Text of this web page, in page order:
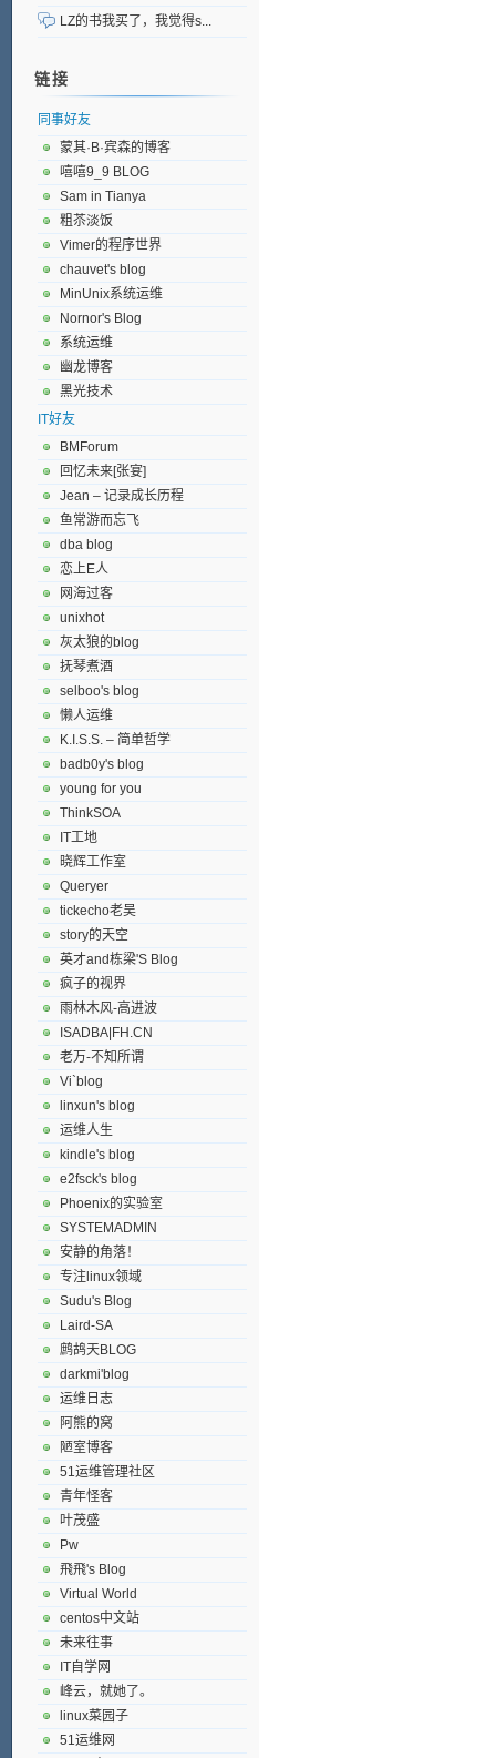
LZ的书我买了，我觉得s...
链接
同事好友
蒙其·B·宾森的博客
嘻嘻9_9 BLOG
Sam in Tianya
粗苶淡饭
Vimer的程序世界
chauvet's blog
MinUnix系统运维
Nornor's Blog
系统运维
幽龙博客
黑光技术
IT好友
BMForum
回忆未来[张宴]
Jean – 记录成长历程
鱼常游而忘飞
dba blog
恋上E人
网海过客
unixhot
灰太狼的blog
抚琴煮酒
selboo's blog
懒人运维
K.I.S.S. – 简单哲学
badb0y's blog
young for you
ThinkSOA
IT工地
晓辉工作室
Queryer
tickecho老吴
story的天空
英才and栋梁'S Blog
疯子的视界
雨林木风-高进波
ISADBA|FH.CN
老万-不知所谓
Vi`blog
linxun's blog
运维人生
kindle's blog
e2fsck's blog
Phoenix的实验室
SYSTEMADMIN
安静的角落！
专注linux领域
Sudu's Blog
Laird-SA
鹧鸪天BLOG
darkmi'blog
运维日志
阿熊的窝
陋室博客
51运维管理社区
青年怪客
叶茂盛
Pw
飛飛's Blog
Virtual World
centos中文站
未来往事
IT自学网
峰云，就她了。
linux菜园子
51运维网